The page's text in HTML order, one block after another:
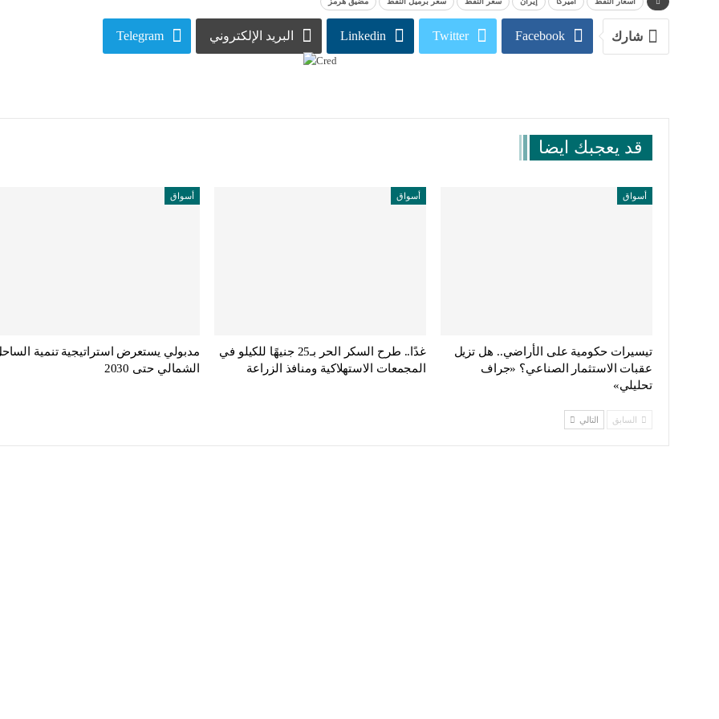
شارك Facebook
Twitter
Linkedin البريد الإلكتروني Telegram
قد يعجبك ايضا
أسواق
تيسيرات حكومية على الأراضي.. هل تزيل
عقبات الاستثمار الصناعي؟ «جراف
تحليلي»
أسواق
غدًا.. طرح السكر الحر بـ25 جنيهًا للكيلو في
المجمعات الاستهلاكية ومنافذ الزراعة
أسواق
مدبولي يستعرض استراتيجية تنمية
الشمالي حتى 2030
السابق التالي